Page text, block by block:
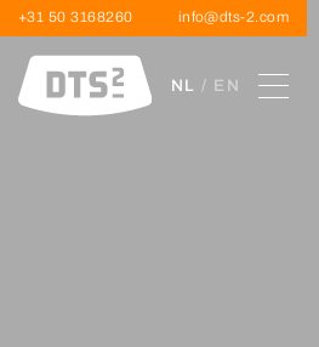
+31 50 3168260 info@dts-2.com
NL / EN